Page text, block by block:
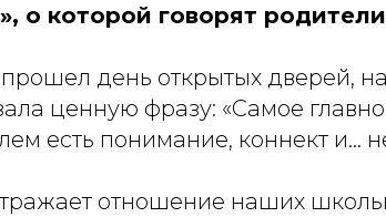
о которой говорят
день открытых дверей,
ценную фразу: «Самое
есть понимание, коннект и...
отношение наших